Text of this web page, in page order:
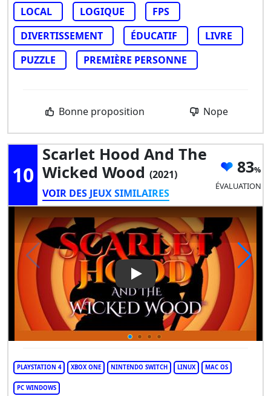
LOCAL LOGIQUE
FPS
DIVERTISSEMENT
ÉDUCATIF
LIVRE
PUZZLE
PREMIÈRE PERSONNE
Bonne proposition Nope
10
Scarlet Hood And The
Wicked Wood (2021)
VOIR DES JEUX SIMILAIRES
83
ÉVALUATION
Play Video: Scarlet Hood
PLAYSTATION 4 XBOX ONE NINTENDO SWITCH LINUX MAC OS
PC WINDOWS